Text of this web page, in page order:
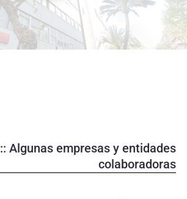
d
u
c
o
:: Algunas empresas y entidades
colaboradoras